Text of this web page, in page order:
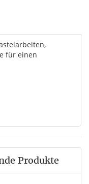
für einen
Produkte